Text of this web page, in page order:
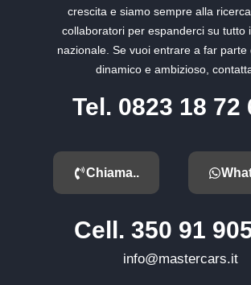
crescita e siamo sempre alla
collaboratori per espanderci su tutto
nazionale. Se vuoi entrare a far parte
dinamico e ambizioso,
Tel. 0823 18 72
Chiama..
Cell. 350 91
info@mastercars.it